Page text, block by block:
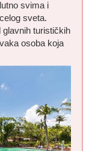
svima i
sveta.
glavnih turističkih
osoba koja